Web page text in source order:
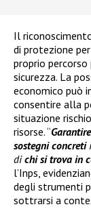
Il
di protezione
proprio
sicurezza. La
economico può
consentire alla
situazione
risorse. “
sostegni concreti
dichi si trova in
l’Inps,
degli strumenti
sottrarsi a